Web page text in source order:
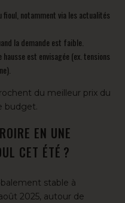
notamment via les actualités
la demande est faible.
est envisagée (ex. tensions
du meilleur prix du
budget.
EN UNE
CET ÉTÉ ?
stable à
2025, autour de